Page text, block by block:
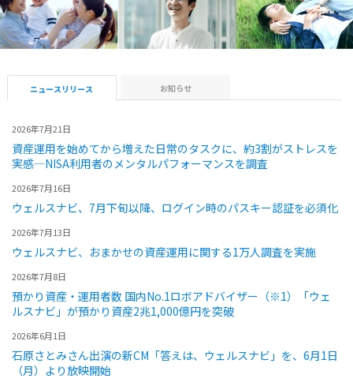
ニュースリリース お知らせ
2026年7月21日
資産運用を始めてから増えた日常のタスクに、約3割がストレスを
実感―NISA利用者のメンタルパフォーマンスを調査
2026年7月16日
ウェルスナビ、7月下旬以降、ログイン時のパスキー認証を必須化
2026年7月13日
ウェルスナビ、おまかせの資産運用に関する1万人調査を実施
2026年7月8日
預かり資産・運用者数 国内No.1ロボアドバイザー（※1）「ウェ
ルスナビ」が預かり資産2兆1,000億円を突破
2026年6月1日
石原さとみさん出演の新CM「答えは、ウェルスナビ」を、6月1日
（月）より放映開始